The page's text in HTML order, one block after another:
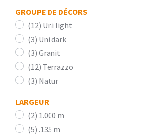
GROUPE DE DÉCORS
(12) Uni light
(3) Uni dark
(3) Granit
(12) Terrazzo
(3) Natur
LARGEUR
(2) 1.000 m
(5) .135 m